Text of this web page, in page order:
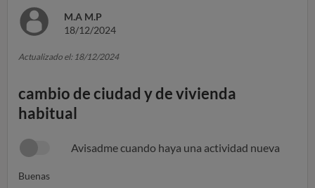
M.A M.P
18/12/2024
Actualizado el: 18/12/2024
cambio de ciudad y de vivienda
habitual
Avisadme cuando haya una actividad nueva
Buenas